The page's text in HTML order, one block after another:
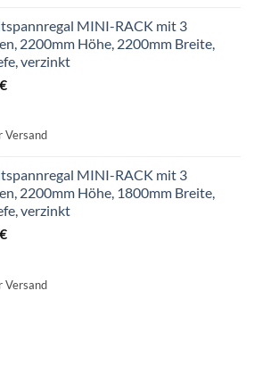
MINI-RACK mit 3
2200mm Höhe, 2200mm Breite,
verzinkt
€
Versand
MINI-RACK mit 3
2200mm Höhe, 1800mm Breite,
verzinkt
€
Versand